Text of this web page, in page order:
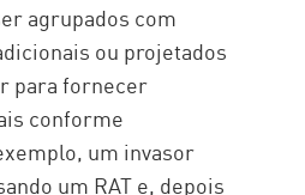
agrupados com
ou projetados
para fornecer
conforme
um invasor
um RAT e, depois